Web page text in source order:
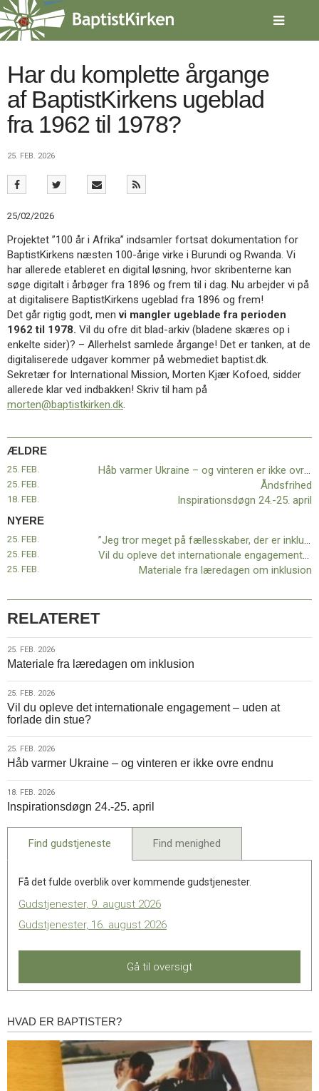
Spring
menu
over
gå
indhold
Vend
tilbage
1.0:
Forside
Kalender
5.0:
Værktøjskassen
7.0:
Om
BaptistKirken
8.0:
Kontakt
9.0:
Forside
10.0:
Nyheder
11.0:
Kalender
12.0:
Inspiration
13.0:
Værktøjskassen
14.0:
Mission
15.0:
Om
BaptistKirken
Næste
indlæg:
”Jeg
tror
meget
på
der
er
inkluderende
indlæg:
Håb
varmer
Ukraine
og
vinteren
er
ikke
ovre
endnu
Har du komplette årgange
af BaptistKirkens ugeblad
fra 1962 til 1978?
25. FEB. 2026
25/02/2026
Projektet ”100 år i Afrika” indsamler fortsat dokumentation for
BaptistKirkens næsten 100-årige virke i Burundi og Rwanda. Vi
har allerede etableret en digital løsning, hvor skribenterne kan
søge digitalt i årbøger fra 1896 og frem til i dag. Nu arbejder vi på
at digitalisere BaptistKirkens ugeblad fra 1896 og frem!
Det går rigtig godt, menvi mangler ugeblade fra perioden
1962 til 1978. Vil du ofre dit blad-arkiv (bladene skæres op i
enkelte sider)? – Allerhelst samlede årgange! Det er tanken, at de
digitaliserede udgaver kommer på webmediet baptist.dk.
Sekretær for International Mission, Morten Kjær Kofoed, sidder
allerede klar ved indbakken! Skriv til ham på
morten@baptistkirken.dk.
ÆLDRE
25. FEB. Håb varmer Ukraine – og vinteren er ikke ovre endnu
25. FEB. Åndsfrihed
18. FEB. Inspirationsdøgn 24.-25. april
NYERE
”Jeg tror meget på fællesskaber, der er inkluderende og attraktive…”
25. FEB.
Vil du opleve det internationale engagement – uden at forlade din stue?
25. FEB.
Materiale fra læredagen om inklusion
25. FEB.
RELATERET
25.
feb.
2026
25. FEB. 2026
Materiale fra læredagen om inklusion
25.
feb.
2026
25. FEB. 2026
Vil du opleve det internationale engagement – uden at
forlade din stue?
25.
feb.
2026
25. FEB. 2026
Håb varmer Ukraine – og vinteren er ikke ovre endnu
18.
feb.
2026
18. FEB. 2026
Inspirationsdøgn 24.-25. april
Find gudstjeneste Find menighed
Få det fulde overblik over kommende gudstjenester.
Gudstjenester, 9. august 2026
Gudstjenester, 16. august 2026
Gå til oversigt
Hvad
HVAD ER BAPTISTER?